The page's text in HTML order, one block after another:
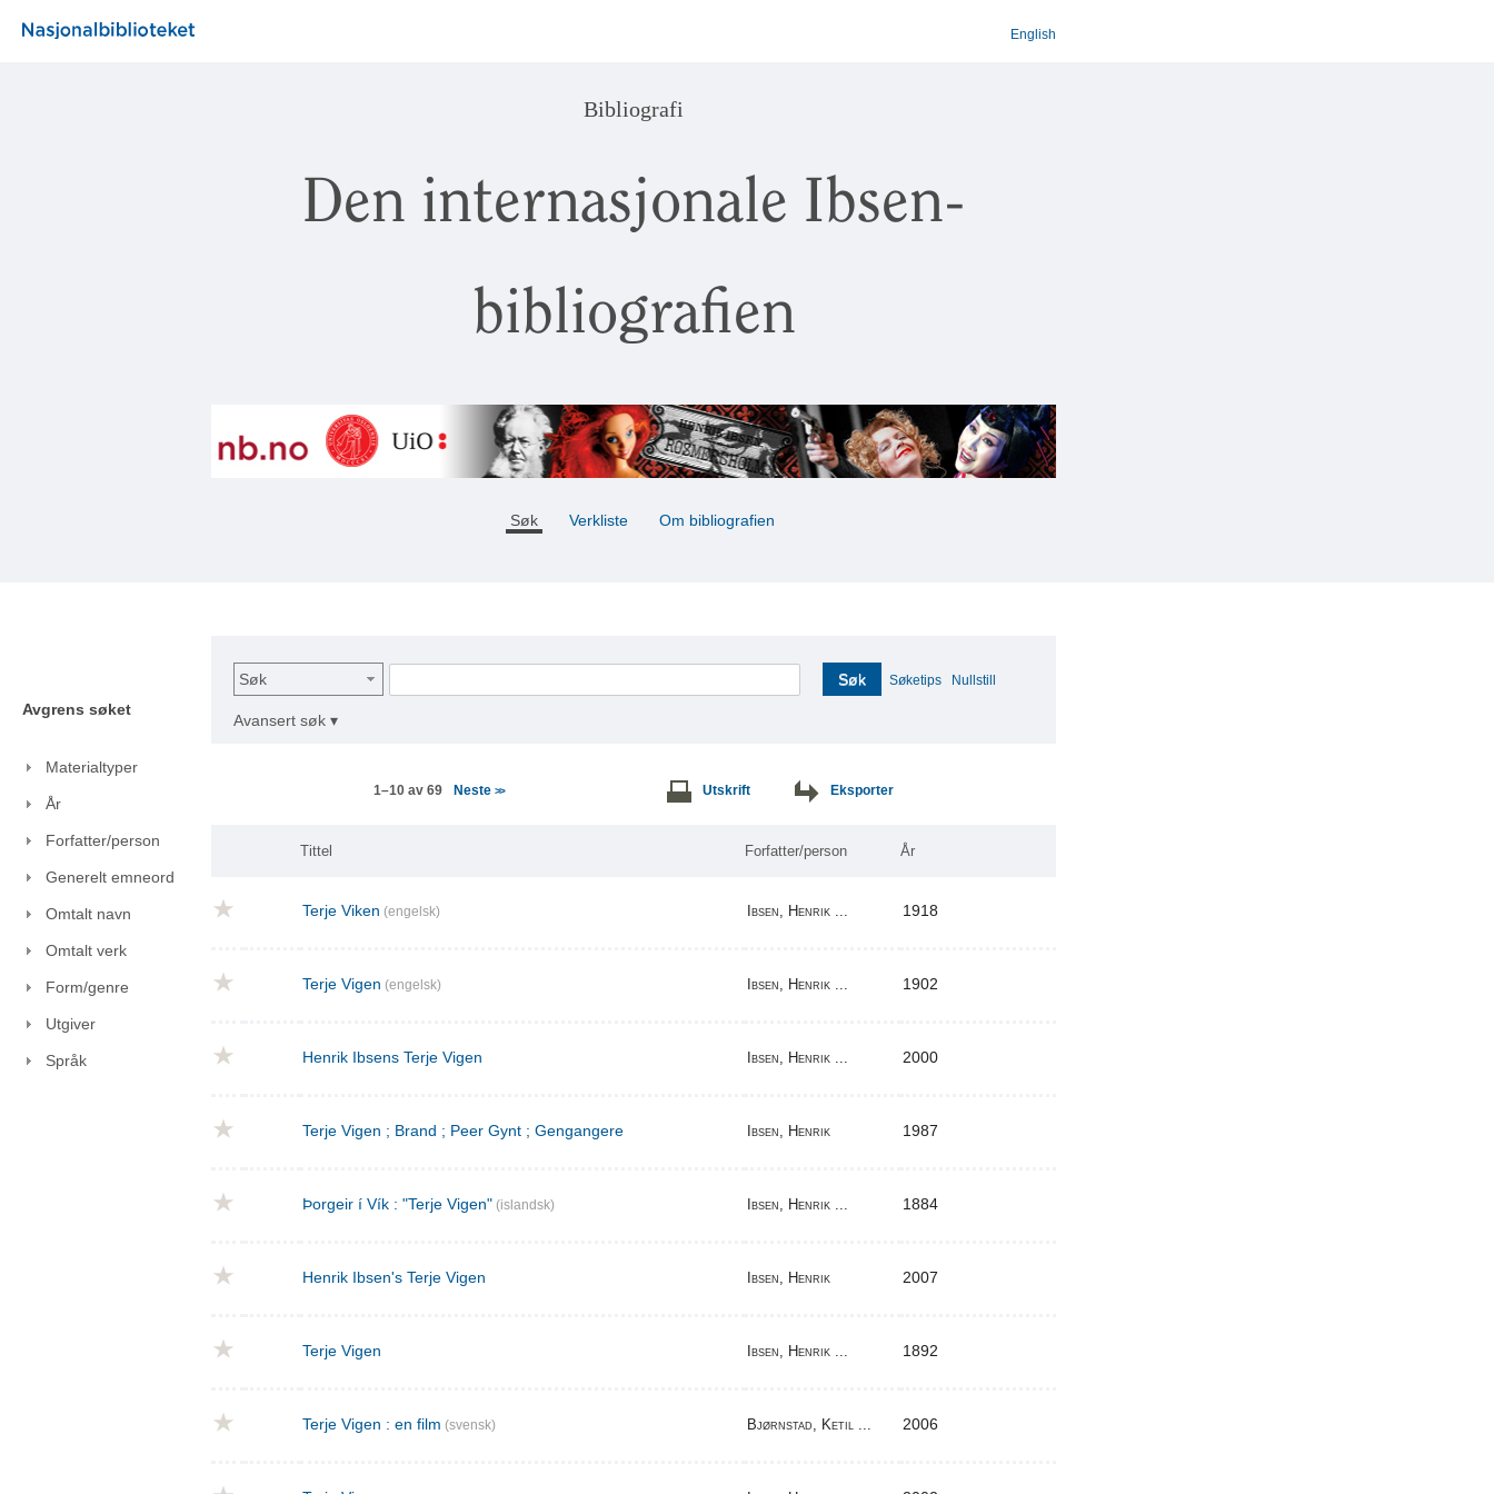
English
Bibliografi
Den internasjonale Ibsen-
bibliografien
Søk Verkliste Om bibliografien
Avgrens søket
Materialtyper
År
Forfatter/person
Generelt emneord
Omtalt navn
Omtalt verk
Form/genre
Utgiver
Språk
Søk Søk Søketips Nullstill
Avansert søk ▾
1–10 av 69 Neste>> Utskrift Eksporter
Tittel Forfatter/person År
Terje Viken (engelsk) Ibsen, Henrik ... 1918
Terje Vigen (engelsk) Ibsen, Henrik ... 1902
Henrik Ibsens Terje Vigen Ibsen, Henrik ... 2000
Terje Vigen ; Brand ; Peer Gynt ; Gengangere Ibsen, Henrik 1987
Þorgeir í Vík : "Terje Vigen" (islandsk) Ibsen, Henrik ... 1884
Henrik Ibsen's Terje Vigen Ibsen, Henrik 2007
Terje Vigen Ibsen, Henrik ... 1892
Terje Vigen : en film (svensk) Bjørnstad, Ketil ... 2006